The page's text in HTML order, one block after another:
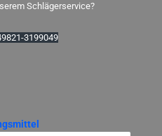
Schlägerservice?
3199049